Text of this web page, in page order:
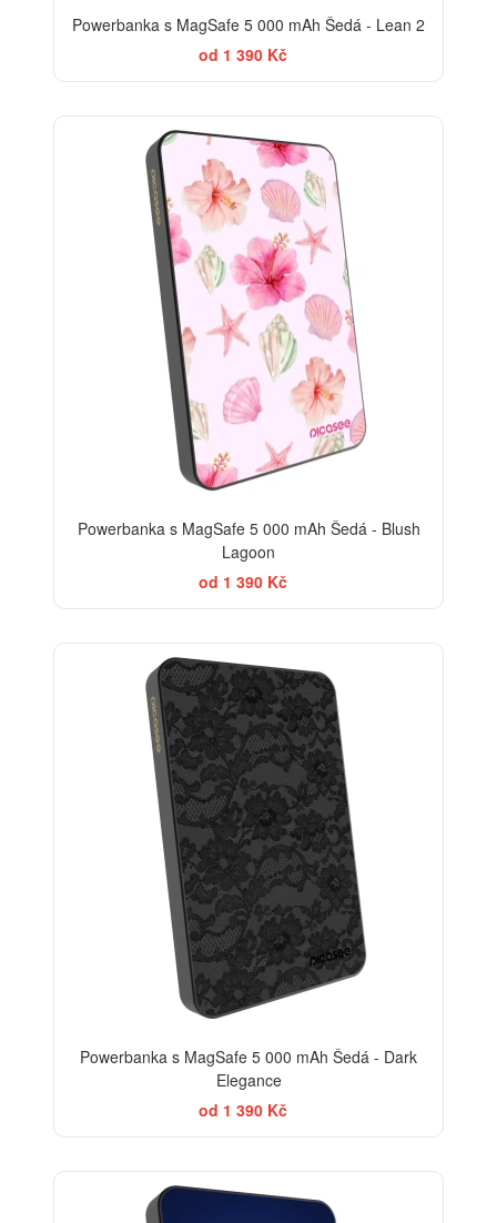
Powerbanka s MagSafe 5 000 mAh Šedá - Lean 2
od 1 390 Kč
Powerbanka s MagSafe 5 000 mAh Šedá - Blush
Lagoon
od 1 390 Kč
Powerbanka s MagSafe 5 000 mAh Šedá - Dark
Elegance
od 1 390 Kč